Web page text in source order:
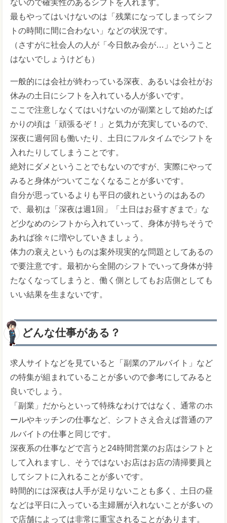
ないので確実性のあるシフトを入れます。
最もやってはいけないのは「残業になってしまってシフ
トの時間に間に合わない」などの状況です。
（さすがに社会人の人が「今日飲み会が…」ということ
はないでしょうけども）
一般的には会社が終わっている深夜、あるいは会社がお
休みの土日にシフトを入れている人が多いです。
ここで注意しなくてはいけないのが副業として始めたば
かりの頃は「頑張るぞ！」と気力が充実しているので、
深夜に週何回も働いたり、土日にフルタイムでシフトを
入れたりしてしまうことです。
絶対にダメということでもないのですが、実際にやって
みると身体がついてこなくなることが多いです。
自分が思っているよりも平日の疲れというのはあるの
で、最初は「深夜は週1回」「土日はお昼すぎまで」な
ど少なめのシフトから入れていって、身体が持ちそうで
あれば徐々に増やしていきましょう。
体力の衰えというものは案外現実的な問題としてあるの
で要注意です。最初から全開のシフトでいって身体が持
たなくなってしまうと、働く側としてもお店側としても
いい結果を生まないです。
どんな仕事がある？
求人サイトなどを見ていると「副業のアルバイト」など
の特集が組まれていることが多いので参考にしてみると
良いでしょう。
「副業」だからといって特殊なわけではなく、通常のホ
ールやキッチンの仕事など、シフトさえ合えば普通のア
ルバイトの仕事と同じです。
深夜系の仕事などで言うと24時間営業のお店はシフトと
して入れますし、そうではないお店はお店の清掃要員と
してシフトに入れることが多いです。
時間的には深夜は人手が足りないことも多く、土日の昼
などは平日に入っている主婦層が入れないことが多いの
で店舗によっては非常に重宝されることがあります。